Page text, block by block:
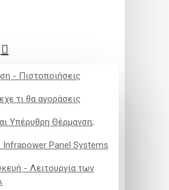
- Πιστοποιήσεις
τι θα αγοράσεις
Υπέρυθρη Θέρμανση;
Infrapower Panel Systems
- Λειτουργία των